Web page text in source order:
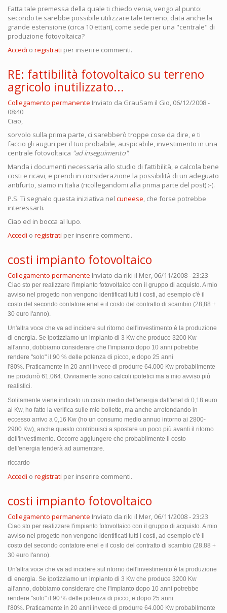
Fatta tale premessa della quale ti chiedo venia, vengo al punto:
secondo te sarebbe possibile utilizzare tale terreno, data anche la
grande estensione (circa 10 ettari), come sede per una "centrale" di
produzione fotovoltaica?
Accedi o registrati per inserire commenti.
RE: fattibilità fotovoltaico su terreno
agricolo inutilizzato...
Collegamento permanente Inviato da GrauSam il Gio, 06/12/2008 -
08:40
Ciao,
sorvolo sulla prima parte, ci sarebberò troppe cose da dire, e ti
faccio gli auguri per il tuo probabile, auspicabile, investimento in una
centrale fotovoltaica "ad inseguimento".
Manda i documenti necessaria allo studio di fattibilità, e calcola bene
costi e ricavi, e prendi in considerazione la possibilità di un adeguato
antifurto, siamo in Italia (ricollegandomi alla prima parte del post) :-(.
P.S. Ti segnalo questa iniziativa nel cuneese , che forse potrebbe
interessarti.
Ciao ed in bocca al lupo.
Accedi o registrati per inserire commenti.
costi impianto fotovoltaico
Collegamento permanente Inviato da riki il Mer, 06/11/2008 - 23:23
Ciao sto per realizzare l'impianto fotovoltaico con il gruppo di acquisto. A mio
avviso nel progetto non vengono identificati tutti i costi, ad esempio c'è il
costo del secondo contatore enel e il costo del contratto di scambio (28,88 +
30 euro l'anno).
Un'altra voce che va ad incidere sul ritorno dell'investimento è la produzione
di energia. Se ipotizziamo un impianto di 3 Kw che produce 3200 Kw
all'anno, dobbiamo considerare che l'impianto dopo 10 anni potrebbe
rendere "solo" il 90 % delle potenza di picco, e dopo 25 anni
l'80%. Praticamente in 20 anni invece di produrre 64.000 Kw probabilmente
ne produrrò 61.064. Ovviamente sono calcoli ipotetici ma a mio avviso più
realistici.
Solitamente viene indicato un costo medio dell'energia dall'enel di 0,18 euro
al Kw, ho fatto la verifica sulle mie bollette, ma anche arrotondando in
eccesso arrivo a 0,16 Kw (ho un consumo medio annuo intorno ai 2800-
2900 Kw), anche questo contribuisci a spostare un poco più avanti il ritorno
dell'investimento. Occorre aggiungere che probabilmente il costo
dell'energia tenderà ad aumentare.
riccardo
Accedi o registrati per inserire commenti.
costi impianto fotovoltaico
Collegamento permanente Inviato da riki il Mer, 06/11/2008 - 23:23
Ciao sto per realizzare l'impianto fotovoltaico con il gruppo di acquisto. A mio
avviso nel progetto non vengono identificati tutti i costi, ad esempio c'è il
costo del secondo contatore enel e il costo del contratto di scambio (28,88 +
30 euro l'anno).
Un'altra voce che va ad incidere sul ritorno dell'investimento è la produzione
di energia. Se ipotizziamo un impianto di 3 Kw che produce 3200 Kw
all'anno, dobbiamo considerare che l'impianto dopo 10 anni potrebbe
rendere "solo" il 90 % delle potenza di picco, e dopo 25 anni
l'80%. Praticamente in 20 anni invece di produrre 64.000 Kw probabilmente